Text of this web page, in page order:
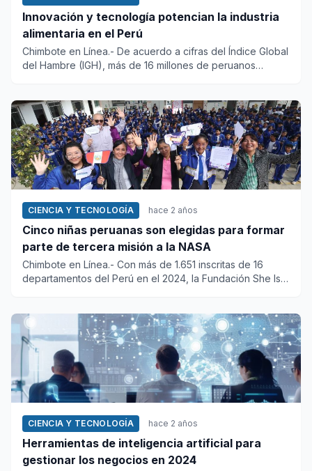
Innovación y tecnología potencian la industria
alimentaria en el Perú
Chimbote en Línea.- De acuerdo a cifras del Índice Global
del Hambre (IGH), más de 16 millones de peruanos
CIENCIA Y TECNOLOGÍA hace 2 años
Cinco niñas peruanas son elegidas para formar
parte de tercera misión a la NASA
Chimbote en Línea.- Con más de 1.651 inscritas de 16
departamentos del Perú en el 2024, la Fundación She Is
CIENCIA Y TECNOLOGÍA hace 2 años
Herramientas de inteligencia artificial para
gestionar los negocios en 2024